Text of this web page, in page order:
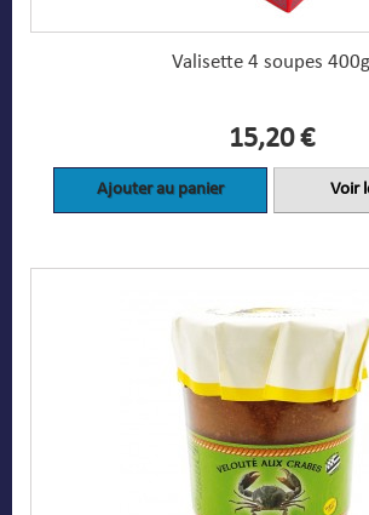
Valisette 4 soupes 400g
15,20 €
Ajouter au panier Voir